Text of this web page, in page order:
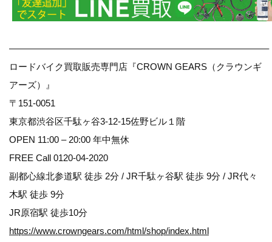
————————————————————————————–
ロードバイク買取販売専門店『CROWN GEARS（クラウンギ
アーズ）』
〒151-0051
東京都渋谷区千駄ヶ谷3-12-15佐野ビル１階
OPEN 11:00 – 20:00 年中無休
FREE Call 0120-04-2020
副都心線北参道駅 徒歩 2分 / JR千駄ヶ谷駅 徒歩 9分 / JR代々
木駅 徒歩 9分
JR原宿駅 徒歩10分
https://www.crowngears.com/html/shop/index.html